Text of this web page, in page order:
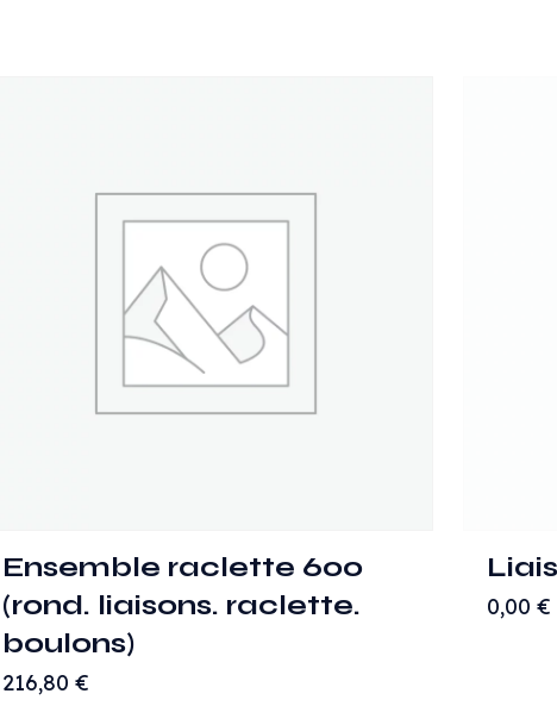
Ensemble raclette 600
(rond. liaisons. raclette.
boulons)
216,80€
0,00 €